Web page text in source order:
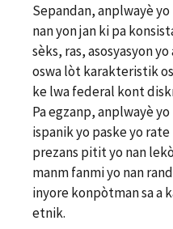
Sepandan, anplwayè
nan yon jan ki pa
sèks, ras, asosyasyon
oswa lòt karakteristik
ke lwa federal kont
Pa egzanp, anplwayè
ispanik yo paske yo
prezans pitit yo nan
manm fanmi yo nan
inyore konpòtman sa a
etnik.